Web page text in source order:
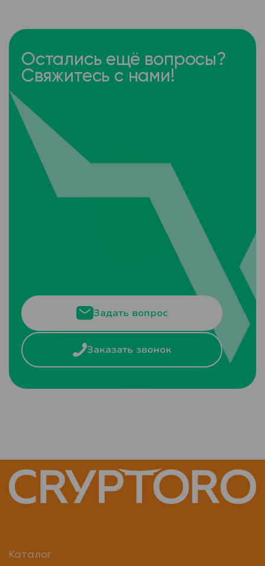
Остались ещё вопросы?
Свяжитесь с нами!
Задать вопрос
Заказать звонок
Каталог